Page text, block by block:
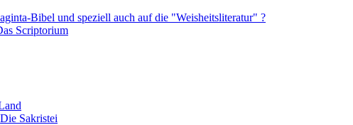
Bibel und speziell auch auf die "Weisheitsliteratur" ?
Scriptorium
Die Sakristei